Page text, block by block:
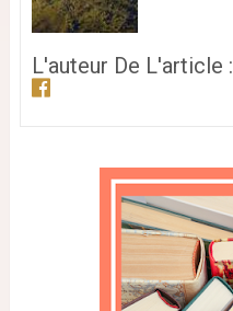
L'auteur De L'article :